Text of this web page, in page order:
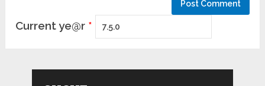
Current ye@r *